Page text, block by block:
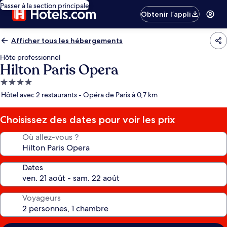
Passer à la section principale
Obtenir l’appli
Afficher tous les hébergements
Hôte professionnel
Hilton Paris Opera
Hébergement
4.0 étoiles
Hôtel avec 2 restaurants - Opéra de Paris à 0,7 km
Choisissez des dates pour voir les prix
Où allez-vous ?
Dates
Voyageurs